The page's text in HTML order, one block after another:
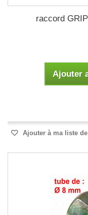
raccord
Ajouter
Ajouter à ma liste